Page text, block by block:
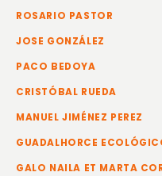
ROSARIO PASTOR
JOSE GONZÁLEZ
PACO BEDOYA
CRISTÓBAL RUEDA
MANUEL JIMÉNEZ PEREZ
GUADALHORCE
GALO NAILA ET MARTA